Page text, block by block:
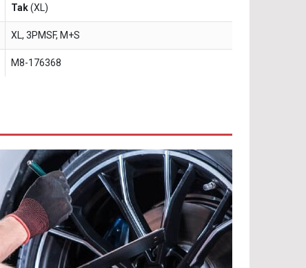
Tak(XL)
XL, 3PMSF, M+S
M8-176368